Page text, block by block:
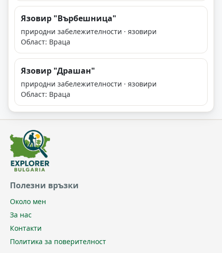
Язовир "Върбешница"
природни забележителности · язовири
Област: Враца
Язовир "Драшан"
природни забележителности · язовири
Област: Враца
Полезни връзки
Около мен
За нас
Контакти
Политика за поверителност